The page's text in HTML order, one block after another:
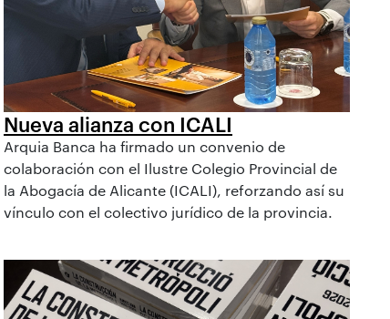
Nueva alianza con ICALI
Arquia Banca ha firmado un convenio de
colaboración con el Ilustre Colegio Provincial de
la Abogacía de Alicante (ICALI), reforzando así su
vínculo con el colectivo jurídico de la provincia.